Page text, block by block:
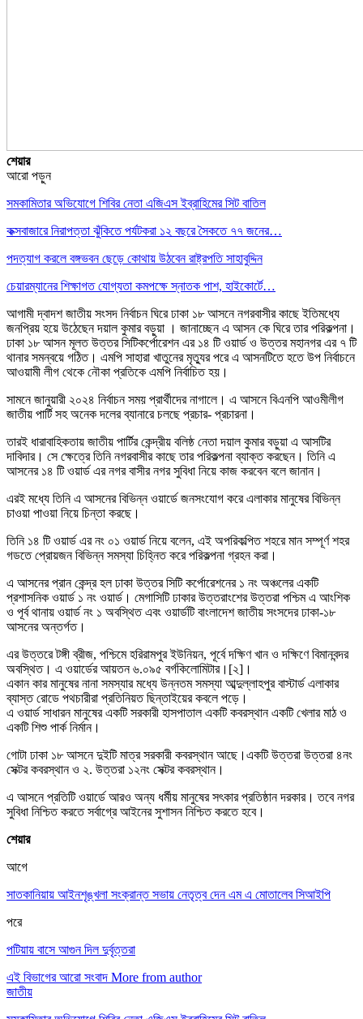
শেয়ার
আরো পড়ুন
সমকামিতার অভিযোগে শিবির নেতা এজিএস ইব্রাহিমের সিট বাতিল
কক্সবাজারে নিরাপত্তা ঝুঁকিতে পর্যটকরা ১২ বছরে সৈকতে ৭৭ জনের…
পদত্যাগ করলে বঙ্গভবন ছেড়ে কোথায় উঠবেন রাষ্ট্রপতি সাহাবুদ্দিন
চেয়ারম্যানের শিক্ষাগত যোগ্যতা কমপক্ষে স্নাতক পাশ, হাইকোর্টে…
আগামী দ্বাদশ জাতীয় সংসদ নির্বাচন ঘিরে ঢাকা ১৮ আসনে নগরবাসীর কাছে ইতিমধ্যে
জনপ্রিয় হয়ে উঠেছেন দয়াল কুমার বড়ুয়া । জানাচ্ছেন এ আসন কে ঘিরে তার পরিকল্পনা।
ঢাকা ১৮ আসন মূলত উত্তর সিটিকর্পোরেশন এর ১৪ টি ওয়ার্ড ও উত্তর মহানগর এর ৭ টি
থানার সমন্বয়ে গঠিত। এমপি সাহারা খাতুনের মৃত্যুর পরে এ আসনটিতে হতে উপ নির্বাচনে
আওয়ামী লীগ থেকে নৌকা প্রতিকে এমপি নির্বাচিত হয়।
সামনে জানুয়ারী ২০২৪ নির্বাচন সময় প্রার্থীদের নাগালে। এ আসনে বিএনপি আওমীলীগ
জাতীয় পার্টি সহ অনেক দলের ব্যানারে চলছে প্রচার- প্রচারনা।
তারই ধারাবাহিকতায় জাতীয় পার্টির কেন্দ্রীয় বলিষ্ঠ নেতা দয়াল কুমার বড়ুয়া এ আসটির
দাবিদার। সে ক্ষেত্রে তিনি নগরবাসীর কাছে তার পরিকল্পনা ব্যাক্ত করছেন। তিনি এ
আসনের ১৪ টি ওয়ার্ড এর নগর বাসীর নগর সুবিধা নিয়ে কাজ করবেন বলে জানান।
এরই মধ্যে তিনি এ আসনের বিভিন্ন ওয়ার্ডে জনসংযোগ করে এলাকার মানুষের বিভিন্ন
চাওয়া পাওয়া নিয়ে চিন্তা করছে।
তিনি ১৪ টি ওয়ার্ড এর নং ০১ ওয়ার্ড নিয়ে বলেন, এই অপরিকল্পিত শহরে মান সম্পূর্ণ শহর
গডতে প্রোয়জন বিভিন্ন সমস্যা চিহ্নিত করে পরিকল্পনা গ্রহন করা।
এ আসনের প্রান কেন্দ্র হল ঢাকা উত্তর সিটি কর্পোরেশনের ১ নং অঞ্চলের একটি
প্রশাসনিক ওয়ার্ড ১ নং ওয়ার্ড। মেগাসিটি ঢাকার উত্তরাংশের উত্তরা পশ্চিম এ আংশিক
ও পূর্ব থানায় ওয়ার্ড নং ১ অবস্থিত এবং ওয়ার্ডটি বাংলাদেশ জাতীয় সংসদের ঢাকা-১৮
আসনের অন্তর্গত।
এর উত্তরে টঙ্গী ব্রীজ, পশ্চিমে হরিরামপুর ইউনিয়ন, পূর্বে দক্ষিণ খান ও দক্ষিণে বিমানবন্দর
অবস্থিত। এ ওয়ার্ডের আয়তন ৬.০৯৫ বর্গকিলোমিটার।[২]।
একান কার মানুষের নানা সমস্যার মধ্যে উন্নতম সমস্যা আব্দুল্লাহপুর বাস্টার্ড এলাকার
ব্যাস্ত রোডে পথচারীরা প্রতিনিয়ত ছিন্তাইয়ের কবলে পড়ে।
এ ওয়ার্ড সাধারন মানুষের একটি সরকারী হাসপাতাল একটি কবরস্থান একটি খেলার মাঠ ও
একটি শিশু পার্ক নির্মান।
গোটা ঢাকা ১৮ আসনে দুইটি মাত্র সরকারী কবরস্থান আছে।একটি উত্তরা উত্তরা ৪নং
সেক্টর কবরস্থান ও ২. উত্তরা ১২নং সেক্টর কবরস্থান।
এ আসনে প্রতিটি ওয়ার্ডে আরও অন্য ধর্মীয় মানুষের সৎকার প্রতিষ্ঠান দরকার। তবে নগর
সুবিধা নিশ্চিত করতে সর্বাগ্রে আইনের সুশাসন নিশ্চিত করতে হবে।
শেয়ার
আগে
সাতকানিয়ায় আইনশৃঙ্খলা সংক্রান্ত সভায় নেতৃত্ব দেন এম এ মোতালেব সিআইপি
পরে
পটিয়ায় বাসে আগুন দিল দুর্বৃত্তরা
এই বিভাগের আরো সংবাদ More from author
জাতীয়